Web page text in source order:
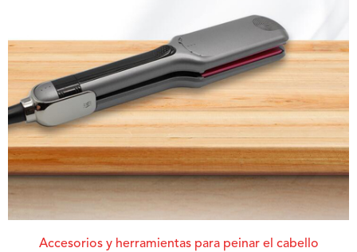
Accesorios y herramientas para peinar el cabello